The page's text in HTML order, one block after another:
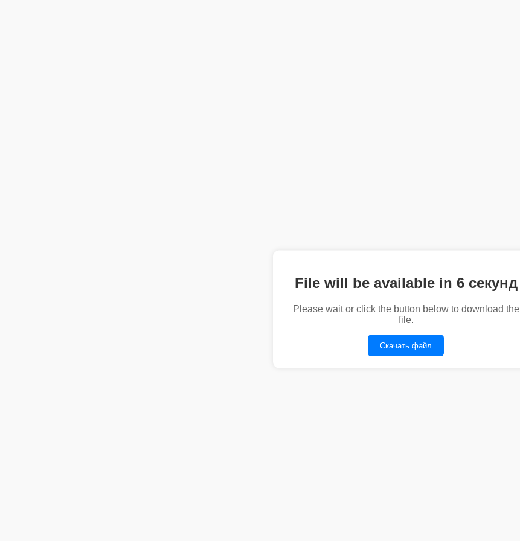
File will be available in 6 секунд
Please wait or click the button below to download the
file.
Скачать файл